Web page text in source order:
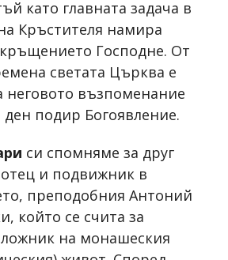
като главната задача в
Кръстителя намира
Господне. От
светата Църква е
неговото възпоменание
подир Богоявление.
си спомняме за друг
и подвижник в
преподобния Антоний
който се счита за
на монашеския